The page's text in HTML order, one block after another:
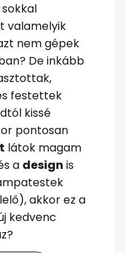
valamelyik
nem gépek
De inkább
festettek
kissé
pontosan
látok magam
a design is
akkor ez a
kedvenc